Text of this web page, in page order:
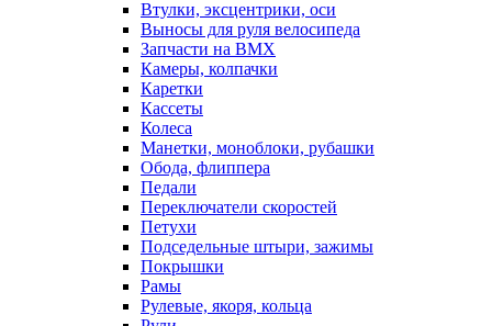
Втулки, эксцентрики, оси
Выносы для руля велосипеда
Запчасти на BMX
Камеры, колпачки
Каретки
Кассеты
Колеса
Манетки, моноблоки, рубашки
Обода, флиппера
Педали
Переключатели скоростей
Петухи
Подседельные штыри, зажимы
Покрышки
Рамы
Рулевые, якоря, кольца